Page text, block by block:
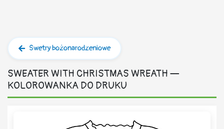
Swetry bożonarodzeniowe
SWEATER WITH CHRISTMAS WREATH —
KOLOROWANKA DO DRUKU